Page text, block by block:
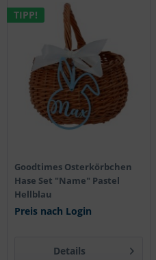
TIPP!
Goodtimes Osterkörbchen
Hase Set "Name" Pastel
Hellblau
Preis nach Login
Details